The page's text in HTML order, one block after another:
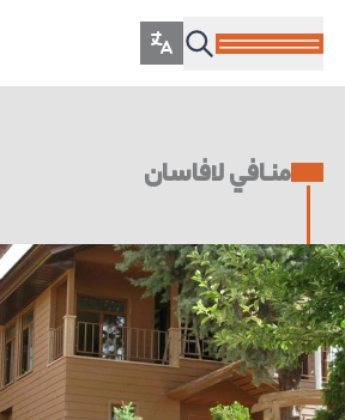
منافي لافاسان